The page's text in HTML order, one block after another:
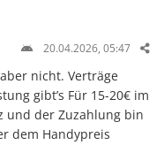
20.04.2026, 05:47
nicht. Verträge
gibt’s Für 15-20€ im
und der Zuzahlung bin
dem Handypreis